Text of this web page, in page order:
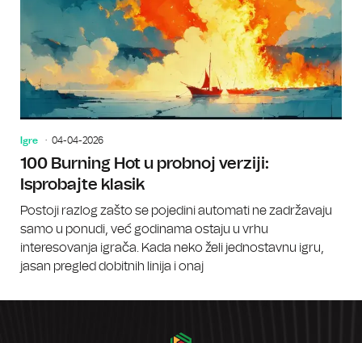
Igre 04-04-2026
100 Burning Hot u probnoj verziji:
Isprobajte klasik
Postoji razlog zašto se pojedini automati ne zadržavaju
samo u ponudi, već godinama ostaju u vrhu
interesovanja igrača. Kada neko želi jednostavnu igru,
jasan pregled dobitnih linija i onaj